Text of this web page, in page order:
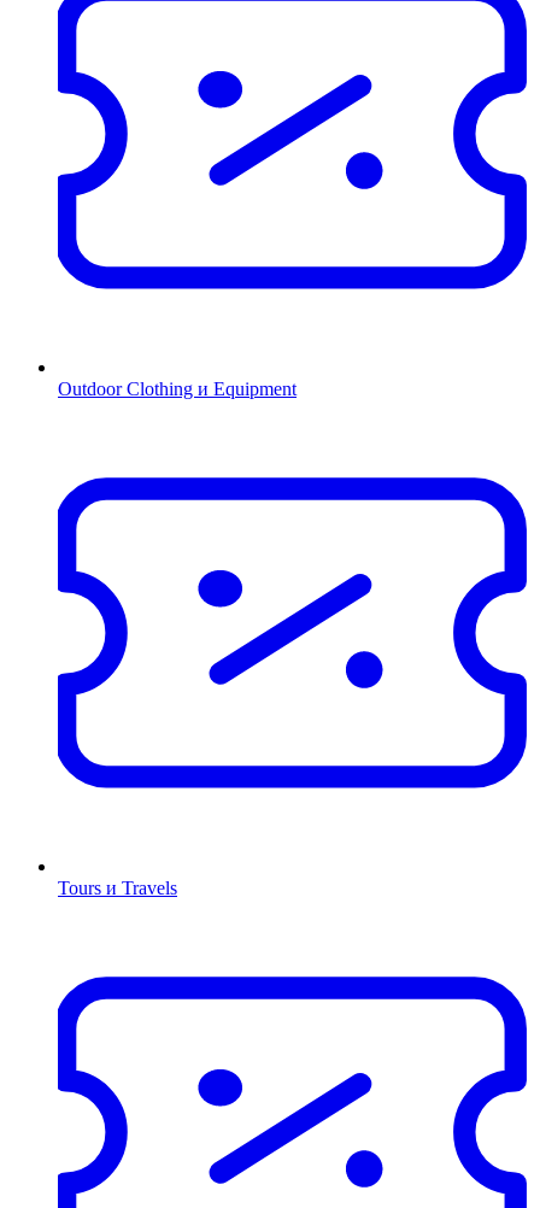
Outdoor Clothing и Equipment
Tours и Travels